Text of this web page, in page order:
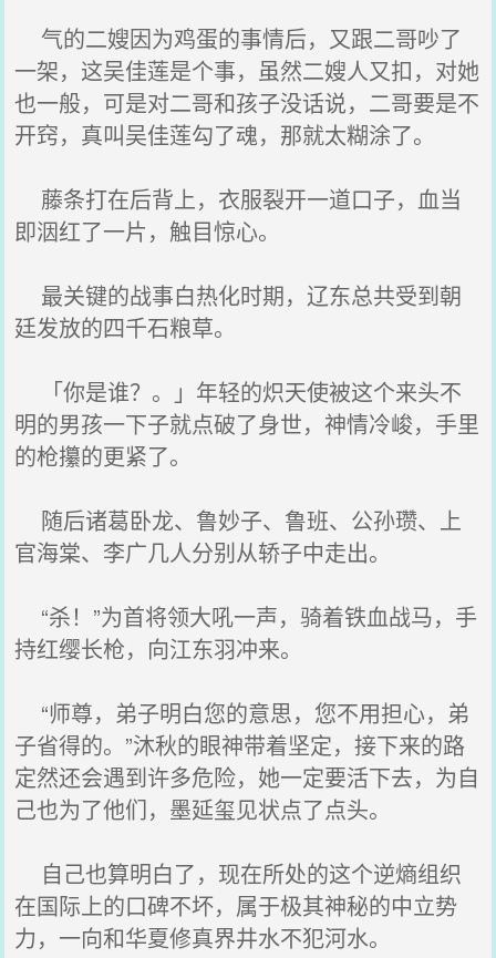
气的二嫂因为鸡蛋的事情后，又跟二哥吵了
一架，这吴佳莲是个事，虽然二嫂人又扣，对她
也一般，可是对二哥和孩子没话说，二哥要是不
开窍，真叫吴佳莲勾了魂，那就太糊涂了。
藤条打在后背上，衣服裂开一道口子，血当
即洇红了一片，触目惊心。
最关键的战事白热化时期，辽东总共受到朝
廷发放的四千石粮草。
「你是谁？。」年轻的炽天使被这个来头不
明的男孩一下子就点破了身世，神情冷峻，手里
的枪攥的更紧了。
随后诸葛卧龙、鲁妙子、鲁班、公孙瓒、上
官海棠、李广几人分别从轿子中走出。
“杀！”为首将领大吼一声，骑着铁血战马，手
持红缨长枪，向江东羽冲来。
“师尊，弟子明白您的意思，您不用担心，弟
子省得的。”沐秋的眼神带着坚定，接下来的路
定然还会遇到许多危险，她一定要活下去，为自
己也为了他们，墨延玺见状点了点头。
自己也算明白了，现在所处的这个逆熵组织
在国际上的口碑不坏，属于极其神秘的中立势
力，一向和华夏修真界井水不犯河水。